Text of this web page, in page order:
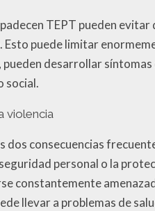
TEPT pueden
puede limitar
desarrollar
social.
violencia
dos consecuencias
personal o la
constantemente
llevar a problemas de